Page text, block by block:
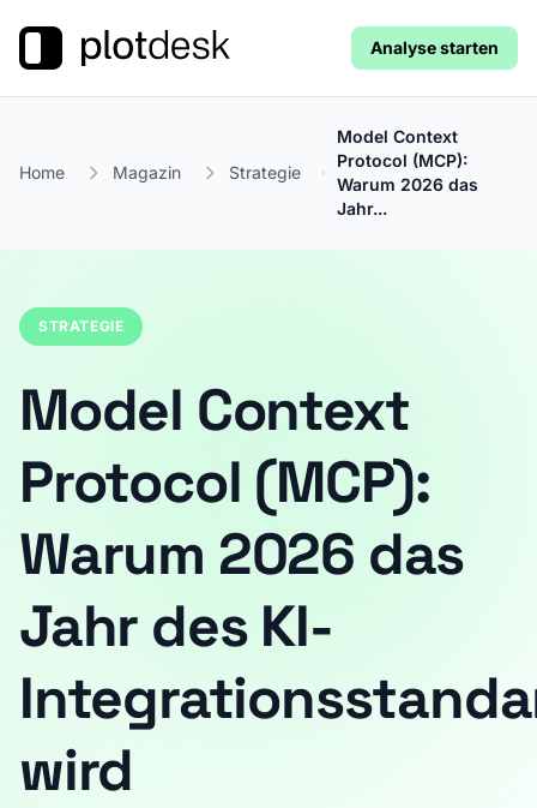
Analyse starten
Home Magazin Strategie
Model Context
Protocol (MCP):
Warum 2026 das
Jahr...
STRATEGIE
Model Context
Protocol (MCP):
Warum 2026 das
Jahr des KI-
wird